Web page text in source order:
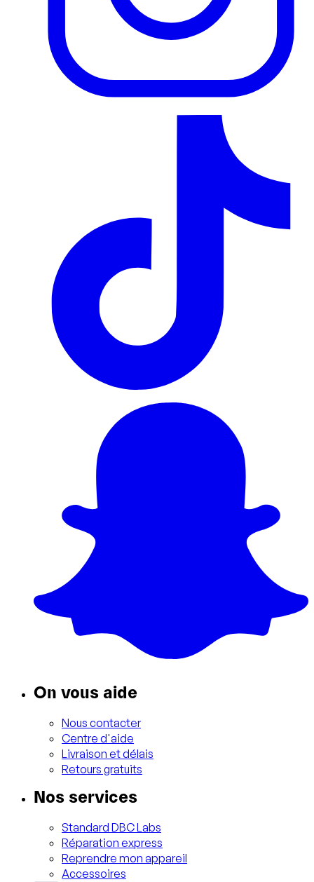
On vous aide
Nous contacter
Centre d'aide
Livraison et délais
Retours gratuits
Nos services
Standard DBC Labs
Réparation express
Reprendre mon appareil
Accessoires